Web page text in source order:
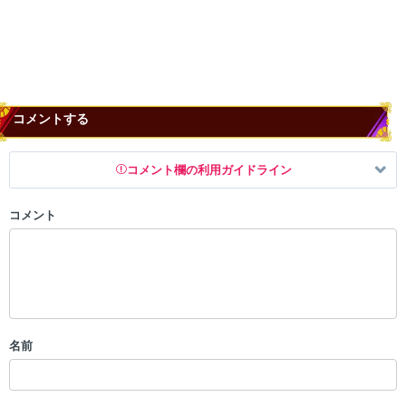
コメントする
コメント欄の利用ガイドライン
以下の書き込みを禁止とし、場合によってはコメント削除や書き込み制
・一度削除された投稿を再び投稿すること
・アカウントの売買など金銭が絡む内容の投稿
コメント
名前